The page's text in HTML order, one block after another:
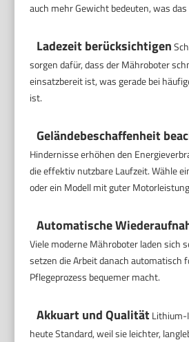
auch mehr Gewicht bedeuten, was
Ladezeit berücksichtigen
sorgen dafür, dass der Mähroboter
einsatzbereit ist, was gerade bei
ist.
Geländebeschaffenheit
Hindernisse erhöhen den
die effektiv nutzbare Laufzeit. Wähle
oder ein Modell mit guter
Automatische
Viele moderne Mähroboter laden sich
setzen die Arbeit danach automatisch
Pflegeprozess bequemer macht.
Akkuart und Qualität Lithium-
heute Standard, weil sie leichter,